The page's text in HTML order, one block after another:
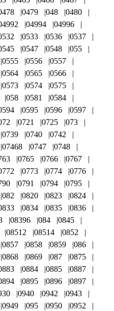
0479 048
0480
04994
04996
0533 0536
0537
0547 0548
055
0555 0556
0557
0564 0565
0566
0573 0574
0575
058 0581
0584
0595 0596
0597
0721 0725
073
0739 0740
0742
07468 0747
0748
0765 0766
0767
0773 0774
0776
0791 0794
0795
082 0820 0823
0824
0834 0835
0836
08396 084
0845
08512 08514
0852
0857 0858 0859
086
0868 0869 087
0875
0884 0885
0887
0895 0896
0897
0940 0942
0943
0949 095 0950
0952